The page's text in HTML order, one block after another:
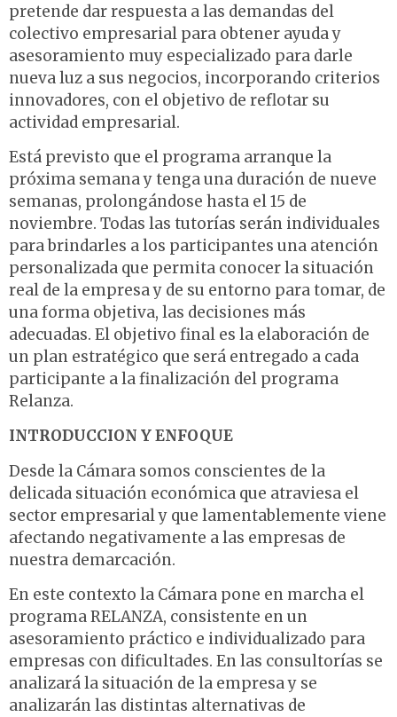
pretende dar respuesta a las demandas del
colectivo empresarial para obtener ayuda y
asesoramiento muy especializado para darle
nueva luz a sus negocios, incorporando criterios
innovadores, con el objetivo de reflotar su
actividad empresarial.
Está previsto que el programa arranque la
próxima semana y tenga una duración de nueve
semanas, prolongándose hasta el 15 de
noviembre. Todas las tutorías serán individuales
para brindarles a los participantes una atención
personalizada que permita conocer la situación
real de la empresa y de su entorno para tomar, de
una forma objetiva, las decisiones más
adecuadas. El objetivo final es la elaboración de
un plan estratégico que será entregado a cada
participante a la finalización del programa
Relanza.
INTRODUCCION Y ENFOQUE
Desde la Cámara somos conscientes de la
delicada situación económica que atraviesa el
sector empresarial y que lamentablemente viene
afectando negativamente a las empresas de
nuestra demarcación.
En este contexto la Cámara pone en marcha el
programa RELANZA, consistente en un
asesoramiento práctico e individualizado para
empresas con dificultades. En las consultorías se
analizará la situación de la empresa y se
analizarán las distintas alternativas de